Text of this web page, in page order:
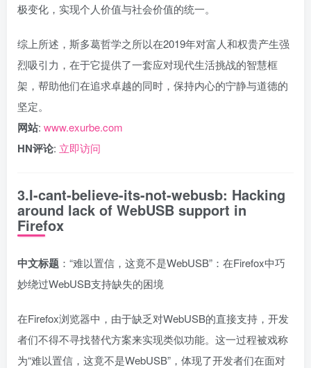
极变化，实现个人价值与社会价值的统一。
综上所述，斯多葛哲学之所以在2019年对富人和权贵产生强
烈吸引力，在于它提供了一套应对现代生活挑战的智慧框
架，帮助他们在追求卓越的同时，保持内心的宁静与道德的
坚定。
网站: www.exurbe.com
HN评论: 立即访问
3.I-cant-believe-its-not-webusb: Hacking
around lack of WebUSB support in
Firefox
中文标题 ：“难以置信，这竟不是WebUSB”：在Firefox中巧
妙绕过WebUSB支持缺失的困境
在Firefox浏览器中，由于缺乏对WebUSB的直接支持，开发
者们不得不寻找替代方案来实现类似功能。这一过程被戏称
为“难以置信，这竟不是WebUSB”，体现了开发者们在面对